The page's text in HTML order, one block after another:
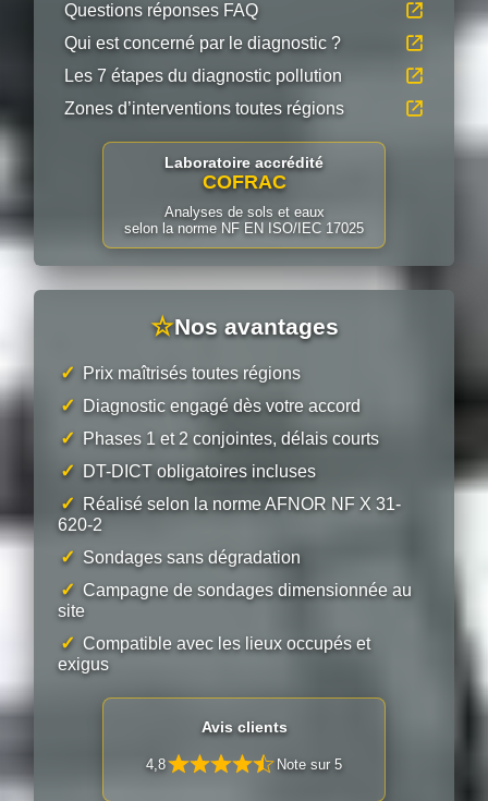
Questions réponses FAQ
Qui est concerné par le diagnostic ?
Les 7 étapes du diagnostic pollution
Zones d’interventions toutes régions
Laboratoire accrédité
COFRAC
Analyses de sols et eaux
selon la norme NF EN ISO/IEC 17025
☆Nos avantages
✓ Prix maîtrisés toutes régions
✓ Diagnostic engagé dès votre accord
✓ Phases 1 et 2 conjointes, délais courts
✓ DT-DICT obligatoires incluses
✓
Réalisé selon la norme AFNOR NF X 31-
620-2
✓ Sondages sans dégradation
✓ Campagne de sondages dimensionnée au
site
✓ Compatible avec les lieux occupés et
exigus
Avis clients
4,8 Note sur 5